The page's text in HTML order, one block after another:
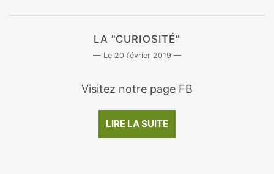
LA "CURIOSITÉ"
20 février 2019
Visitez notre page FB
LIRE LA SUITE